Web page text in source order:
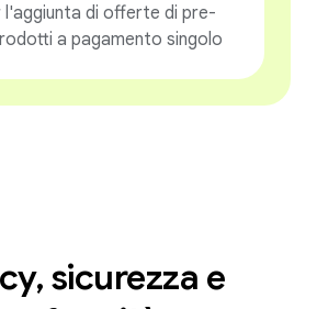
l'aggiunta di offerte di pre-
a pagamento singolo
sicurezza e